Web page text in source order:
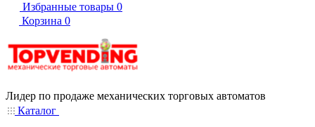
Избранные товары 0
Корзина 0
Лидер по продаже механических торговых автоматов
Каталог